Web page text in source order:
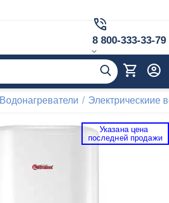
8 800-333-33-79
Водонагреватели / Электрическиие
Указана цена
последней продажи